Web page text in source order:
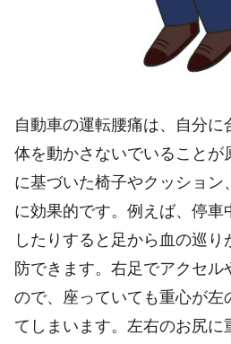
自動車の運転腰痛は、自分に
体を動かさないでいることが
に基づいた椅子やクッション
に効果的です。例えば、停車
したりすると足から血の巡
防できます。右足でアクセル
ので、座っていても重心が左
てしまいます。左右のお尻に